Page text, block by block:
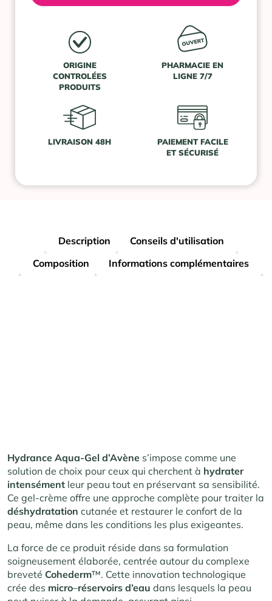
ORIGINE
CONTROLÉES
PRODUITS
PHARMACIE EN
LIGNE 7/7
LIVRAISON 48H
PAIEMENT FACILE
ET SÉCURISÉ
Description
Conseils d'utilisation
Composition
Informations complémentaires
Hydrance Aqua-Gel d’Avène s’impose comme une
solution de choix pour ceux qui cherchent à hydrater
intensément leur peau tout en préservant sa sensibilité.
Ce gel-crème offre une approche complète pour traiter la
déshydratation cutanée et restaurer le confort de la
peau, même dans les conditions les plus exigeantes.
La force de ce produit réside dans sa formulation
soigneusement élaborée, centrée autour du complexe
breveté Cohederm™. Cette innovation technologique
crée des micro–réservoirs d’eau dans lesquels la peau